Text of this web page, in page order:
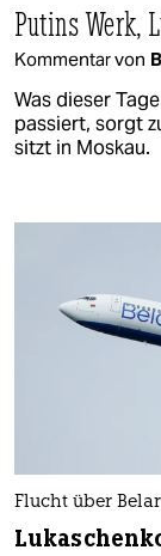
Putins Werk,
Kommentar von
Was dieser
passiert, sorgt
sitzt in Moskau.
Flucht über